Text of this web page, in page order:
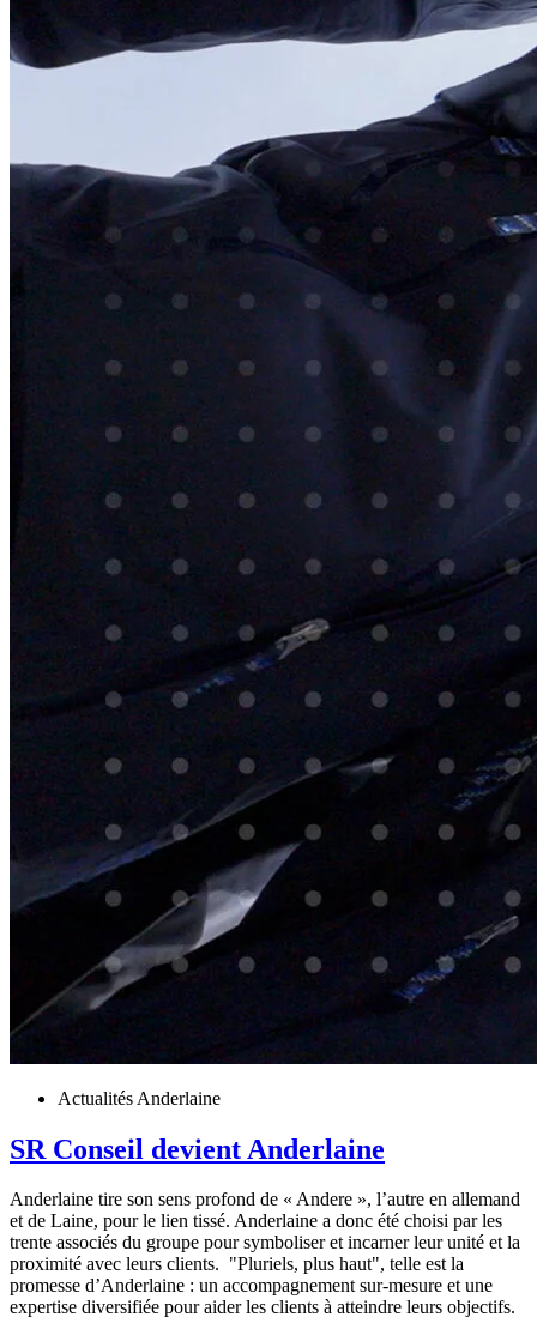
Actualités Anderlaine
SR Conseil devient Anderlaine
Anderlaine tire son sens profond de « Andere », l’autre en allemand
et de Laine, pour le lien tissé. Anderlaine a donc été choisi par les
trente associés du groupe pour symboliser et incarner leur unité et la
proximité avec leurs clients. "Pluriels, plus haut", telle est la
promesse d’Anderlaine : un accompagnement sur-mesure et une
expertise diversifiée pour aider les clients à atteindre leurs objectifs.